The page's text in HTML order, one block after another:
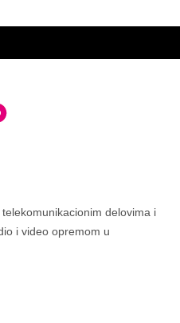
delovima i
i video opremom u